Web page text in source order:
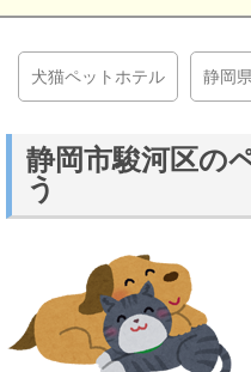
犬猫ペットホテル 静岡
静岡市駿河区の
う